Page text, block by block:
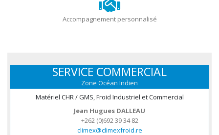
Accompagnement personnalisé
SERVICE COMMERCIAL
Zone Océan Indien
Matériel CHR / GMS, Froid Industriel et Commercial
Jean Hugues DALLEAU
+262 (0)692 39 34 82
climex@climexfroid.re